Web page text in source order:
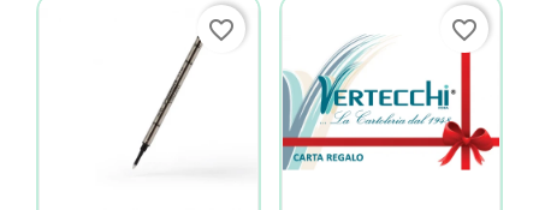
favorite_border favorite_border